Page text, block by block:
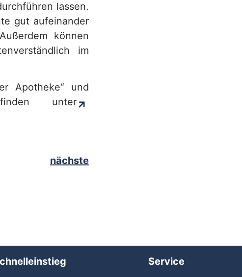
lassen.
gut aufeinander
können
im
Apotheke“ und
unter
nächste
Service